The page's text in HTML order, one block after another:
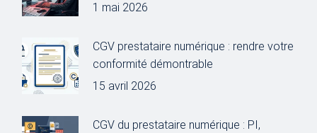
1 mai 2026
CGV prestataire numérique : rendre votre
conformité démontrable
15 avril 2026
CGV du prestataire numérique : PI,